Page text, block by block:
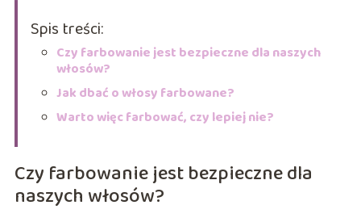
Spis treści:
Czy farbowanie jest bezpieczne dla naszych
włosów?
Jak dbać o włosy farbowane?
Warto więc farbować, czy lepiej nie?
Czy farbowanie jest bezpieczne dla
naszych włosów?